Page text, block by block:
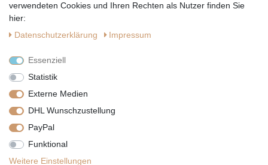
Vertrag widerrufen
verwendeten Cookies und Ihren Rechten als Nutzer finden Sie
hier:
Daten­schutz­erklärung
Impressum
Essenziell
Statistik
Externe Medien
DHL Wunschzustellung
PayPal
Funktional
Weitere Einstellungen